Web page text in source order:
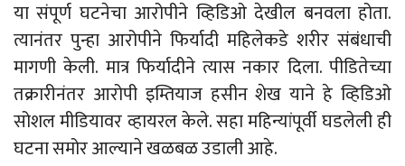
या संपूर्ण घटनेचा आरोपीने व्हिडिओ देखील बनवला होता.
त्यानंतर पुन्हा आरोपीने फिर्यादी महिलेकडे शरीर संबंधाची
मागणी केली. मात्र फिर्यादीने त्यास नकार दिला. पीडितेच्या
तक्रारीनंतर आरोपी इम्तियाज हसीन शेख याने हे व्हिडिओ
सोशल मीडियावर व्हायरल केले. सहा महिन्यांपूर्वी घडलेली ही
घटना समोर आल्याने खळबळ उडाली आहे.